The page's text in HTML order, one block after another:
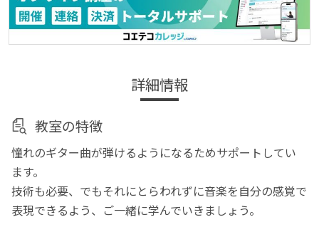
詳細情報
教室の特徴
憧れのギター曲が弾けるようになるためサポートしてい
ます。
技術も必要、でもそれにとらわれずに音楽を自分の感覚で
表現できるよう、ご一緒に学んでいきましょう。